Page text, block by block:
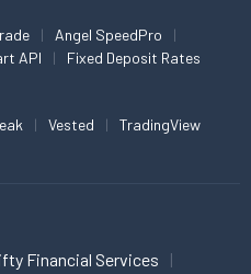
Angel SpeedPro
API Fixed Deposit Rates
Vested TradingView
Financial Services